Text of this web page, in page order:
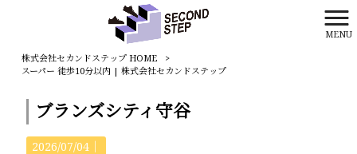
MENU
株式会社セカンドステップ HOME
>
スーパー 徒歩10分以内 | 株式会社セカンドステップ
ブランズシティ守谷
2026/07/04｜